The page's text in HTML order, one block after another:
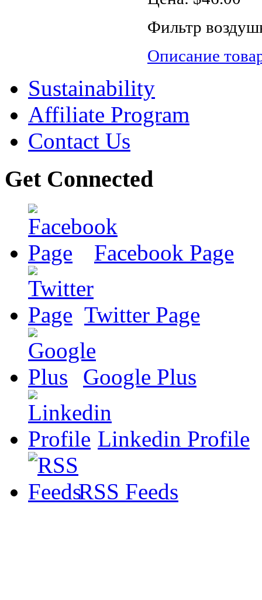
Фильтр
Описание
Sustainability
Affiliate Program
Contact Us
Get Connected
Facebook Page
Twitter Page
Google Plus
Linkedin Profile
RSS Feeds